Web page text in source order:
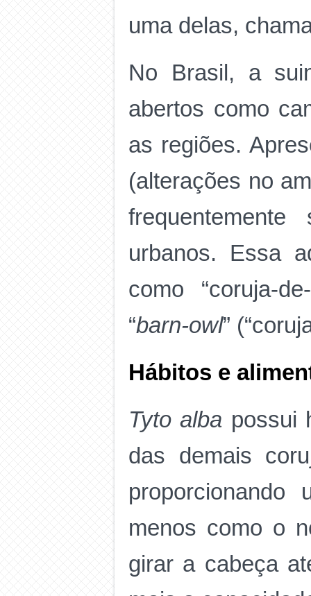
uma delas,
No Brasil, a
abertos como
as regiões.
(alterações no
urbanos. Essa
como “coruja-
“barn-owl”
Hábitos e
Tyto alba possui
das demais
menos como o
girar a cabeça